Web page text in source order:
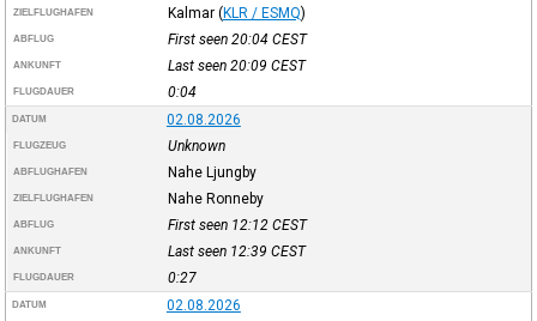
ZIELFLUGHAFEN Kalmar (KLR / ESMQ)
ABFLUG First seen 20:04 CEST
ANKUNFT Last seen 20:09 CEST
FLUGDAUER 0:04
DATUM 02.08.2026
FLUGZEUG Unknown
ABFLUGHAFEN Nahe Ljungby
ZIELFLUGHAFEN Nahe Ronneby
ABFLUG First seen 12:12 CEST
ANKUNFT Last seen 12:39 CEST
FLUGDAUER 0:27
DATUM 02.08.2026